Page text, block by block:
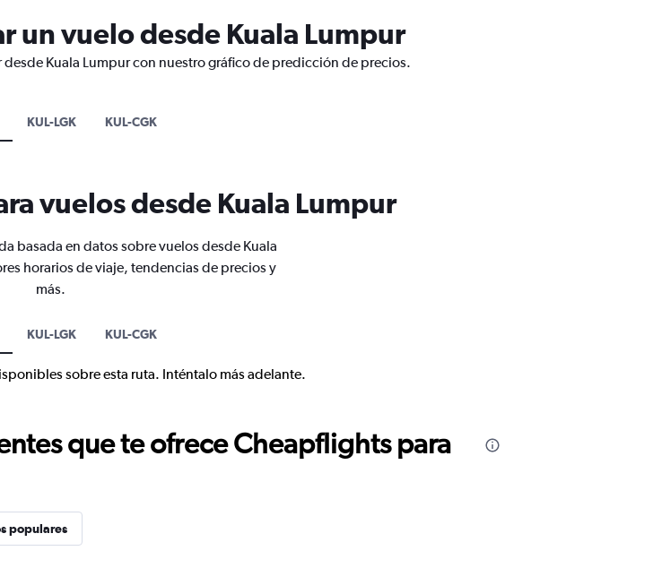
un vuelo desde Kuala Lumpur
Kuala Lumpur con nuestro gráfico de predicción de precios.
KUL-LGK KUL-CGK
vuelos desde Kuala Lumpur
basada en datos sobre vuelos desde Kuala
horarios de viaje, tendencias de precios y
más.
KUL-LGK KUL-CGK
sobre esta ruta. Inténtalo más adelante.
que te ofrece Cheapflights para
populares